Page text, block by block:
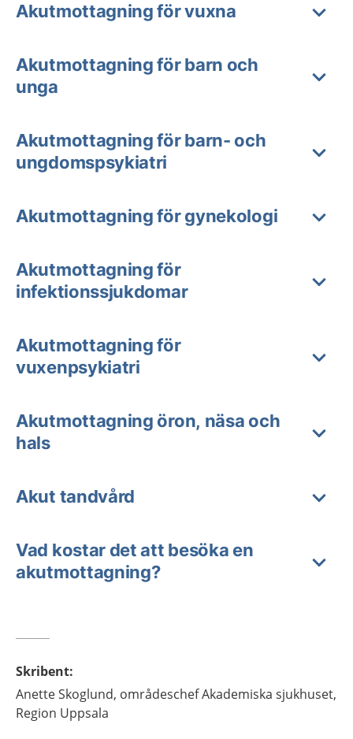
Akutmottagning för vuxna
Akutmottagning för barn och
unga
Akutmottagning för barn- och
ungdomspsykiatri
Akutmottagning för gynekologi
Akutmottagning för
infektionssjukdomar
Akutmottagning för
vuxenpsykiatri
Akutmottagning öron, näsa och
hals
Akut tandvård
Vad kostar det att besöka en
akutmottagning?
Skribent:
AnetteSkoglund, områdeschef Akademiska sjukhuset,
Region Uppsala